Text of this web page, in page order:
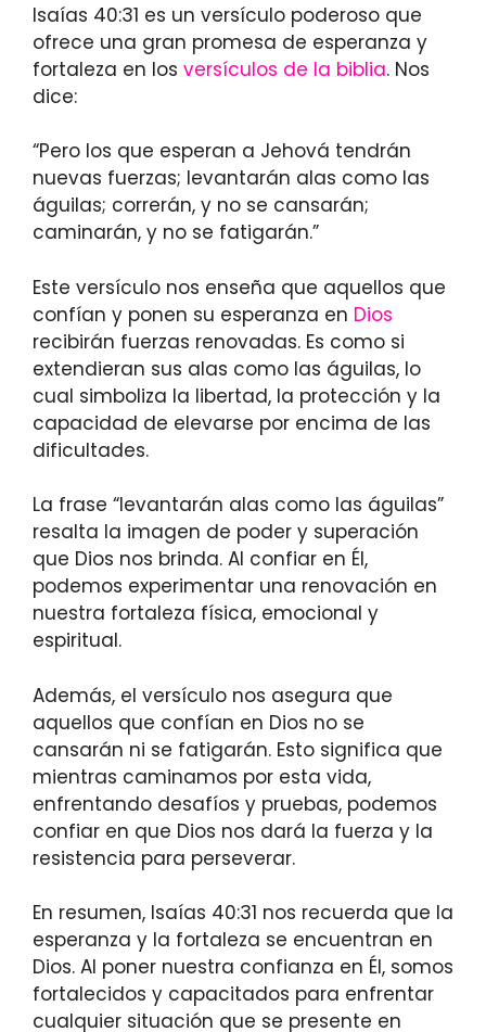
Isaías 40:31 es un versículo poderoso que
ofrece una gran promesa de esperanza y
fortaleza en los versículos de la biblia. Nos
dice:
“Pero los que esperan a Jehová tendrán
nuevas fuerzas; levantarán alas como las
águilas; correrán, y no se cansarán;
caminarán, y no se fatigarán.”
Este versículo nos enseña que aquellos que
confían y ponen su esperanza en Dios
recibirán fuerzas renovadas. Es como si
extendieran sus alas como las águilas, lo
cual simboliza la libertad, la protección y la
capacidad de elevarse por encima de las
dificultades.
La frase “levantarán alas como las águilas”
resalta la imagen de poder y superación
que Dios nos brinda. Al confiar en Él,
podemos experimentar una renovación en
nuestra fortaleza física, emocional y
espiritual.
Además, el versículo nos asegura que
aquellos que confían en Dios no se
cansarán ni se fatigarán. Esto significa que
mientras caminamos por esta vida,
enfrentando desafíos y pruebas, podemos
confiar en que Dios nos dará la fuerza y la
resistencia para perseverar.
En resumen, Isaías 40:31 nos recuerda que la
esperanza y la fortaleza se encuentran en
Dios. Al poner nuestra confianza en Él, somos
fortalecidos y capacitados para enfrentar
cualquier situación que se presente en